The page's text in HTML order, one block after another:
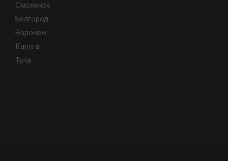
Смоленск
Белгород
Воронеж
Калуга
Тула